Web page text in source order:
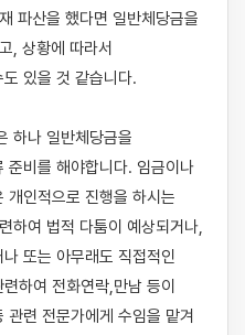
파산을 했다면 일반체당금을
, 상황에 따라서
있을 것 같습니다.
하나 일반체당금을
준비를 해야합니다. 임금이나
개인적으로 진행을 하시는
하여 법적 다툼이 예상되거나,
또는 아무래도 직접적인
하여 전화연락,만남 등이
련 전문가에게 수임을 맡겨